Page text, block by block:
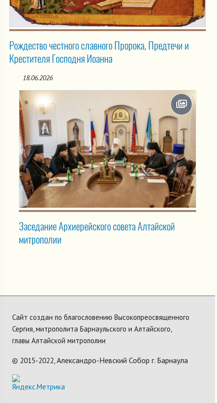
Рождество честного славного Пророка, Предтечи и
Крестителя Господня Иоанна
18.06.2026
Заседание Архиерейского совета Алтайской
митрополии
Сайт создан по благословению Высокопреосвященного
Сергия, митрополита Барнаульского и Алтайского,
главы Алтайской митрополии
© 2015-2022,Александро-Невский Собор г. Барнаула